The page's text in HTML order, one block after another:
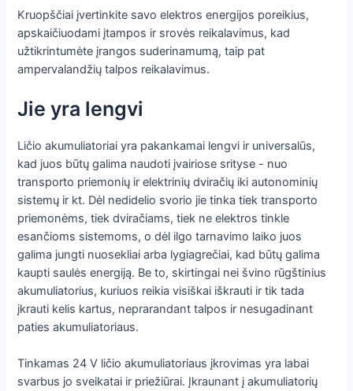
Kruopščiai įvertinkite savo elektros energijos poreikius,
apskaičiuodami įtampos ir srovės reikalavimus, kad
užtikrintumėte įrangos suderinamumą, taip pat
ampervalandžių talpos reikalavimus.
Jie yra lengvi
Ličio akumuliatoriai yra pakankamai lengvi ir universalūs,
kad juos būtų galima naudoti įvairiose srityse - nuo
transporto priemonių ir elektrinių dviračių iki autonominių
sistemų ir kt. Dėl nedidelio svorio jie tinka tiek transporto
priemonėms, tiek dviračiams, tiek ne elektros tinkle
esančioms sistemoms, o dėl ilgo tarnavimo laiko juos
galima jungti nuosekliai arba lygiagrečiai, kad būtų galima
kaupti saulės energiją. Be to, skirtingai nei švino rūgštinius
akumuliatorius, kuriuos reikia visiškai iškrauti ir tik tada
įkrauti kelis kartus, neprarandant talpos ir nesugadinant
paties akumuliatoriaus.
Tinkamas 24 V ličio akumuliatoriaus įkrovimas yra labai
svarbus jo sveikatai ir priežiūrai. Įkraunant į akumuliatorių